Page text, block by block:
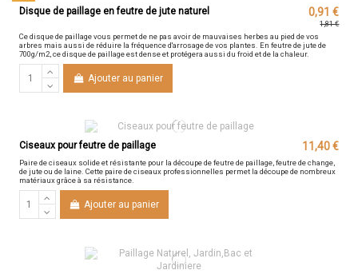
Disque de paillage en feutre de jute naturel 0,91 €
1,81 €
Ce disque de paillage vous permet de ne pas avoir de mauvaises herbes au pied de vos
arbres mais aussi de réduire la fréquence d'arrosage de vos plantes. En feutre de jute de
700g/m2, ce disque de paillage est dense et protégera aussi du froid et de la chaleur.
Ajouter au panier
Ciseaux pour feutre de paillage 11,40 €
Paire de ciseaux solide et résistante pour la découpe de feutre de paillage, feutre de change,
de jute ou de laine. Cette paire de ciseaux professionnelles permet la découpe de nombreux
matériaux grâce à sa résistance.
Ajouter au panier